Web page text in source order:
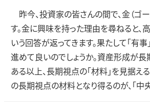
昨今、投資家の皆さんの間で、金（ゴ
す。金に興味を持った理由を尋ねると、
いう回答が返ってきます。果たして「有
進めて良いのでしょうか。資産形成が長
ある以上、長期視点の「材料」を見据え
の長期視点の材料となり得るのが、「中